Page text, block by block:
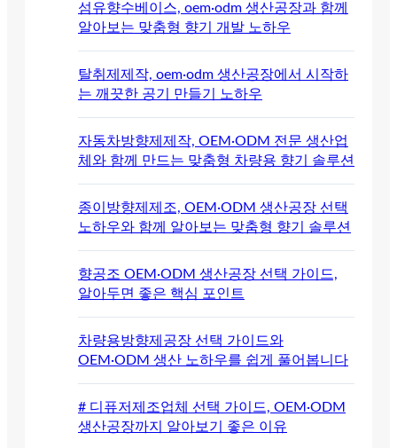
섬유향수베이스, oem·odm 생산공장과 함께
알아보는 맞춤형 향기 개발 노하우
탈취제제작, oem·odm 생산공장에서 시작하
는 깨끗한 공기 만들기 노하우
자동차방향제제작, OEM·ODM 전문 생산업
체와 함께 만드는 맞춤형 차량용 향기 솔루션
종이방향제제조, OEM·ODM 생산공장 선택
노하우와 함께 알아보는 맞춤형 향기 솔루션
향공조 OEM·ODM 생산공장 선택 가이드,
알아두면 좋은 핵심 포인트
차량용방향제공장 선택 가이드와
OEM·ODM 생산 노하우를 쉽게 풀어봅니다
# 디퓨저제조업체 선택 가이드, OEM·ODM
생산공장까지 알아보기 좋은 이유